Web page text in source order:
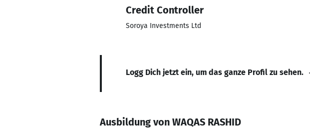
Credit Controller
Soroya Investments Ltd
Logg Dich jetzt ein, um das ganze Profil zu sehen.
Ausbildung von WAQAS RASHID